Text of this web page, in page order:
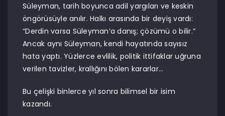
Süleyman, tarih boyunca adil yargıları ve keskin
öngörüsüyle anılır. Halkı arasında bir deyiş vardı:
“Derdin varsa Süleyman’a danış; çözümü o bilir.”
Ancak aynı Süleyman, kendi hayatında sayısız
hata yaptı. Yüzlerce evlilik, politik ittifaklar uğruna
verilen tavizler, krallığını bölen kararlar…
Bu çelişki binlerce yıl sonra bilimsel bir isim
kazandı.